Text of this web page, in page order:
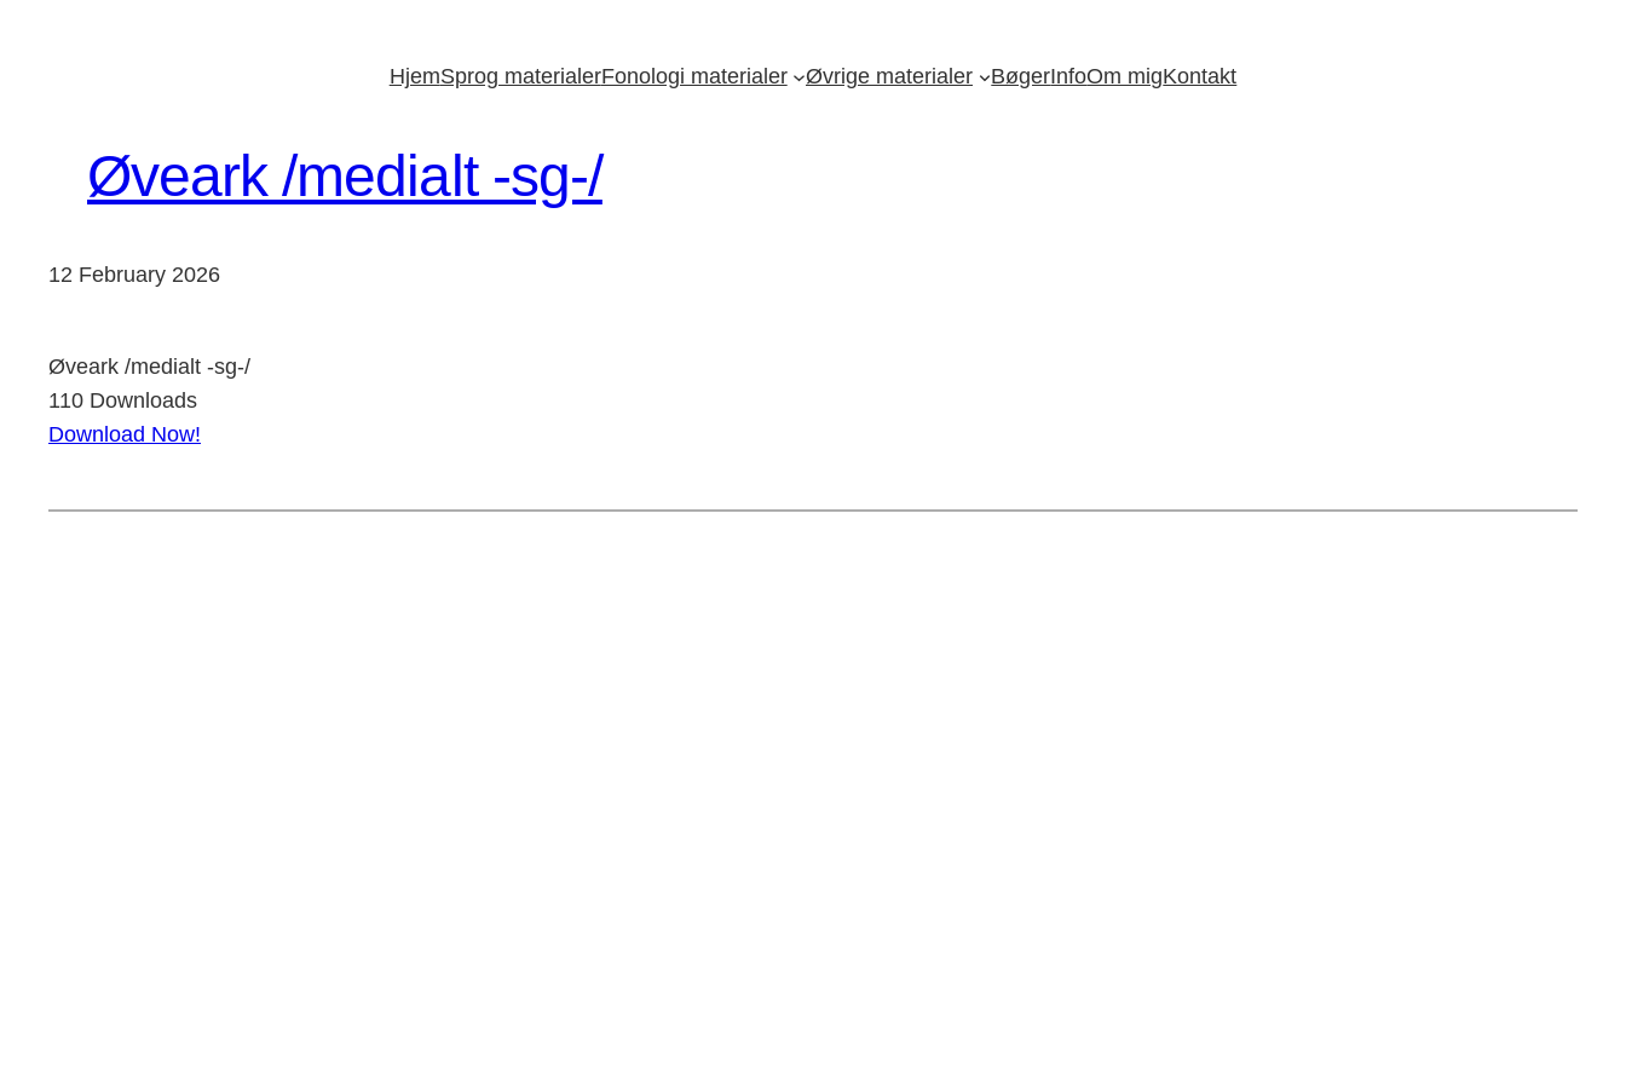
HjemSprog materialerFonologi materialer Øvrige materialer BøgerInfoOm migKontakt
Øveark /medialt -sg-/
12 February 2026
Øveark /medialt -sg-/
110 Downloads
Download Now!